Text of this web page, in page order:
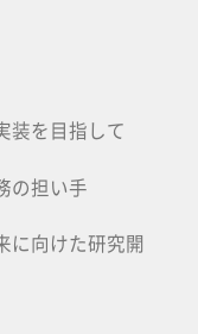
装を目指して
の担い手
に向けた研究開